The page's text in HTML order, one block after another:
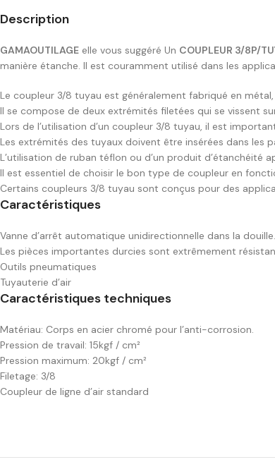
Description
GAMAOUTILAGE elle vous suggéré Un COUPLEUR 3/8P/
manière étanche. Il est couramment utilisé dans les
Le coupleur 3/8 tuyau est généralement fabriqué en
Il se compose de deux extrémités filetées qui se vissent
Lors de l’utilisation d’un coupleur 3/8 tuyau, il est
Les extrémités des tuyaux doivent être insérées dans les
L’utilisation de ruban téflon ou d’un produit
Il est essentiel de choisir le bon type de coupleur en
Certains coupleurs 3/8 tuyau sont conçus pour des
Caractéristiques
Vanne d’arrêt automatique unidirectionnelle dans la douille.
Les pièces importantes durcies sont extrêmement
Outils pneumatiques
Tuyauterie d’air
Caractéristiques techniques
Matériau: Corps en acier chromé pour l’anti-corrosion.
Pression de travail: 15kgf / cm²
Pression maximum: 20kgf / cm²
Filetage: 3/8
Coupleur de ligne d’air standard